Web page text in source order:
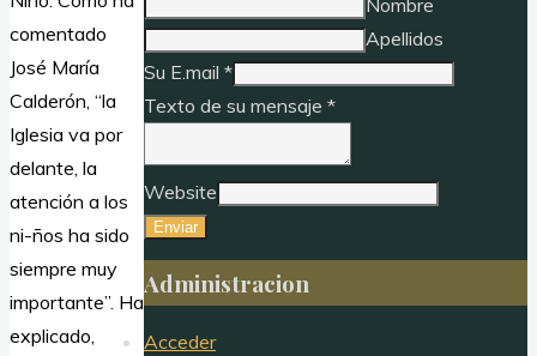
comentado
José María
Calderón, “la
Iglesia va por
delante, la
atención a los
ni-ños ha sido
siempre muy
importante”. Ha
explicado,
Apellidos
Su E.mail *
Texto de su mensaje *
Website
Enviar
Administracion
Acceder